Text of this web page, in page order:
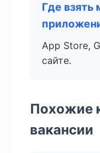
Где взять
App Store,
сайте.
Похожие
вакансии